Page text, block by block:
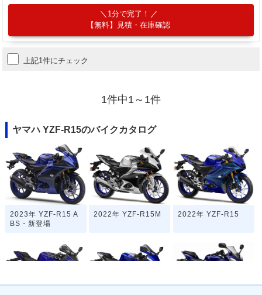
1分で完了！
【無料】見積・在庫確認
上記1件にチェック
1件中1～1件
ヤマハ YZF-R15のバイクカタログ
2023年 YZF-R15 A
BS・新登場
2022年 YZF-R15M 2022年 YZF-R15